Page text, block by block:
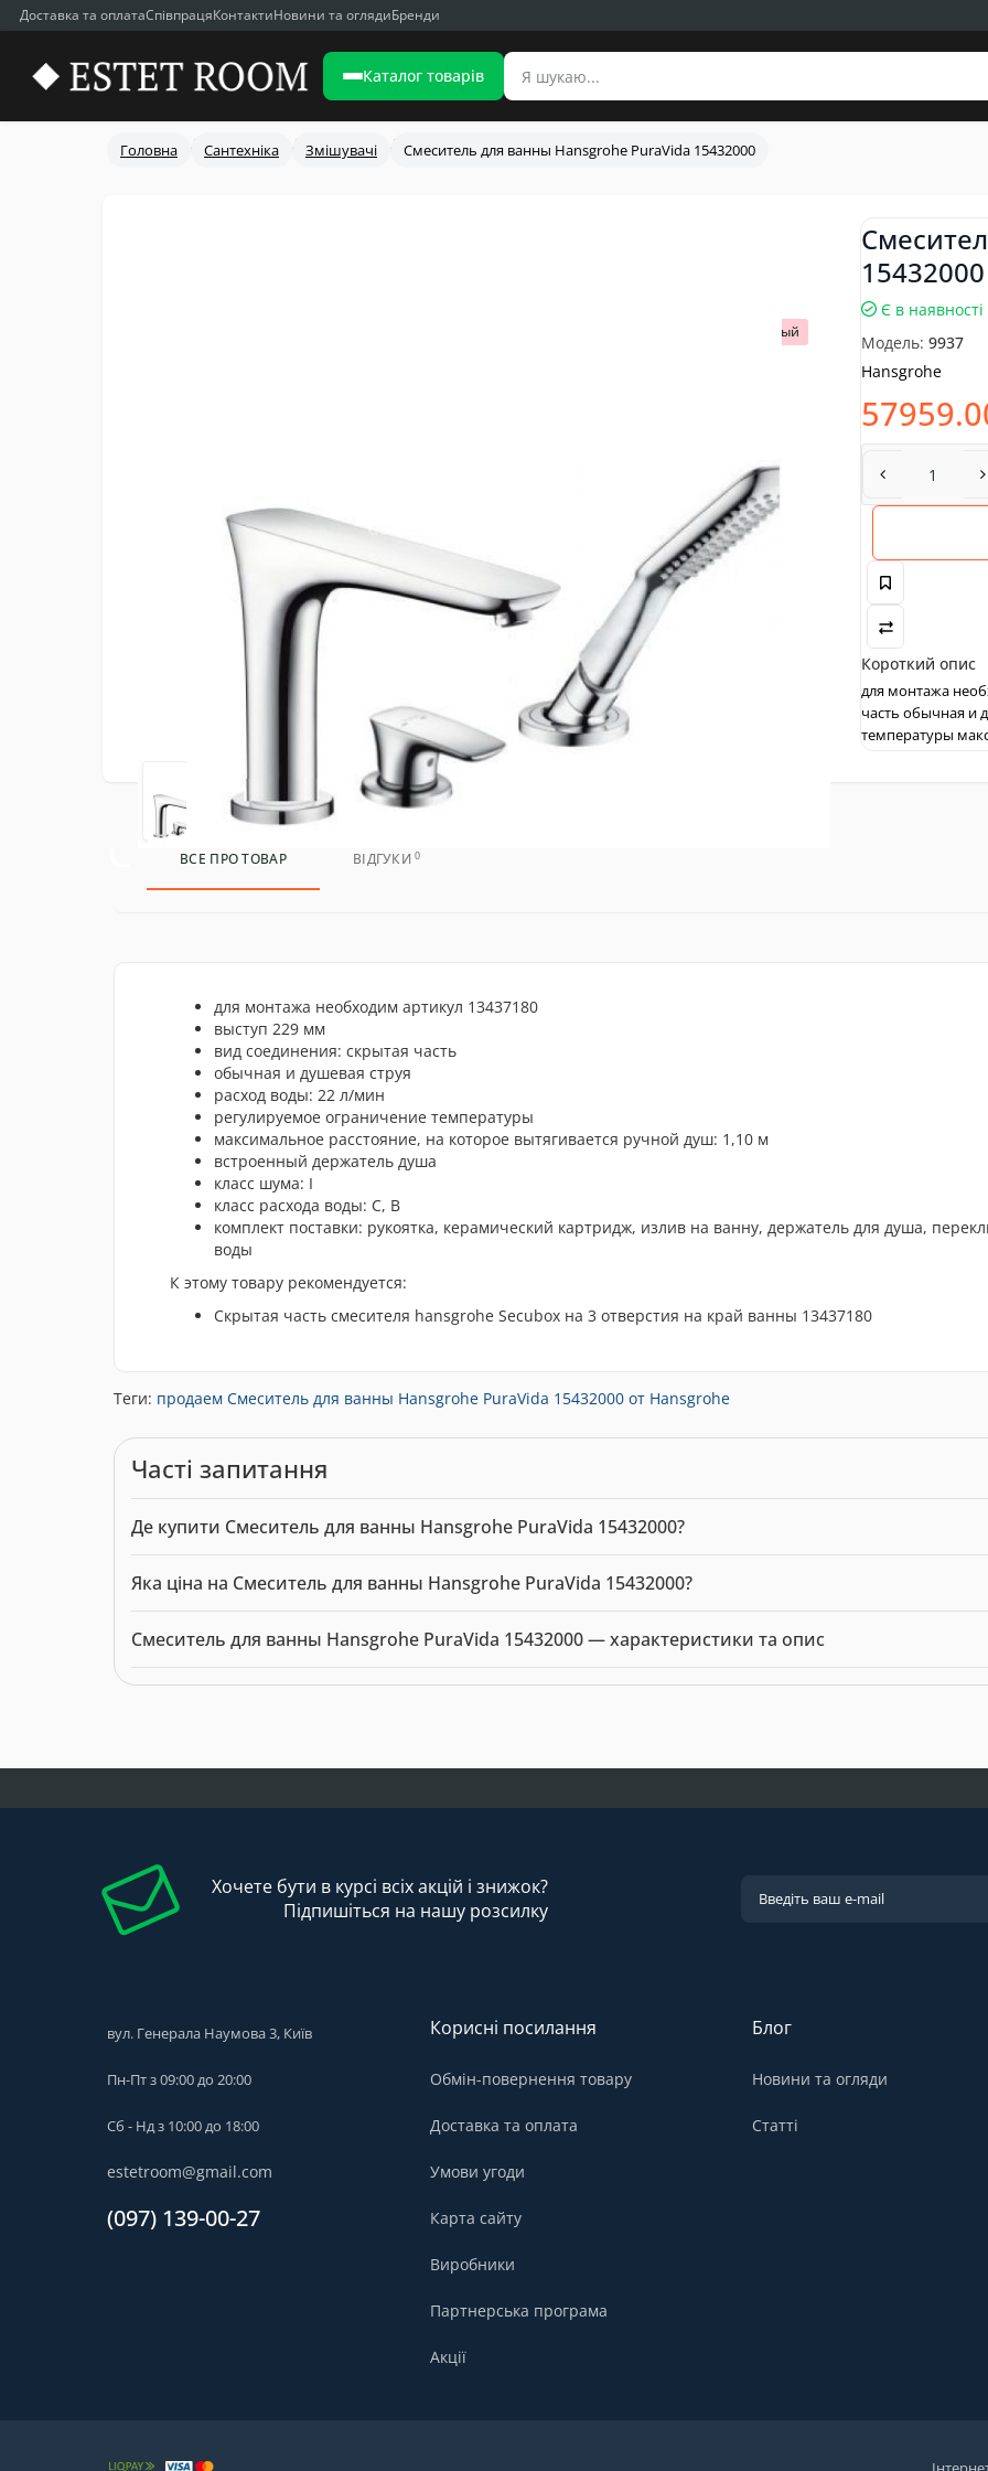
Доставка та оплатаСпівпрацяКонтактиНовини та оглядиБренди
Каталог товарів
Головна Сантехніка Змішувачі Смеситель для ванны Hansgrohe PuraVida 15432000
Популярный
15432000
Є в наявності
Модель: 9937
Hansgrohe
Короткий опис
для монтажа
часть обычная и
температуры
ВСЕ ПРО ТОВАР ВІДГУКИ0
для монтажа необходим артикул 13437180
выступ 229 мм
вид соединения: скрытая часть
обычная и душевая струя
расход воды: 22 л/мин
регулируемое ограничение температуры
максимальное расстояние, на которое вытягивается ручной душ: 1,10 м
встроенный держатель душа
класс шума: I
класс расхода воды: C, B
комплект поставки: рукоятка, керамический картридж, излив на ванну, держатель для душа,
воды
К этому товару рекомендуется:
Скрытая часть смесителя hansgrohe Secubox на 3 отверстия на край ванны 13437180
Теги: продаем Смеситель для ванны Hansgrohe PuraVida 15432000 от Hansgrohe
Часті запитання
Де купити Смеситель для ванны Hansgrohe PuraVida 15432000?
Яка ціна на Смеситель для ванны Hansgrohe PuraVida 15432000?
Смеситель для ванны Hansgrohe PuraVida 15432000 — характеристики та опис
Модель: 9937. Категорія:Змішувачі. Виробник: Hansgrohe. Ціна: 57959.00 грн.
Хочете бути в курсі всіх акцій і знижок?
Підпишіться на нашу розсилку
вул. Генерала Наумова 3, Київ
Пн-Пт з 09:00 до 20:00
Сб - Нд з 10:00 до 18:00
estetroom@gmail.com
(097) 139-00-27
Корисні посилання
Обмін-повернення товару
Доставка та оплата
Умови угоди
Карта сайту
Виробники
Партнерська програма
Акції
Блог
Новини та огляди
Статті